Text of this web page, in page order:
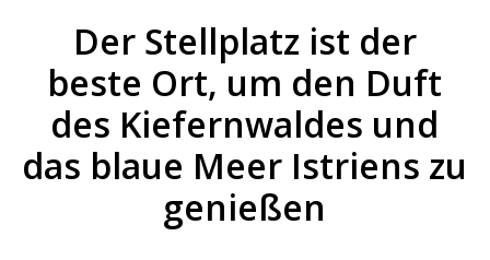
Der Stellplatz ist der
beste Ort, um den Duft
des Kiefernwaldes und
das blaue Meer Istriens zu
genießen